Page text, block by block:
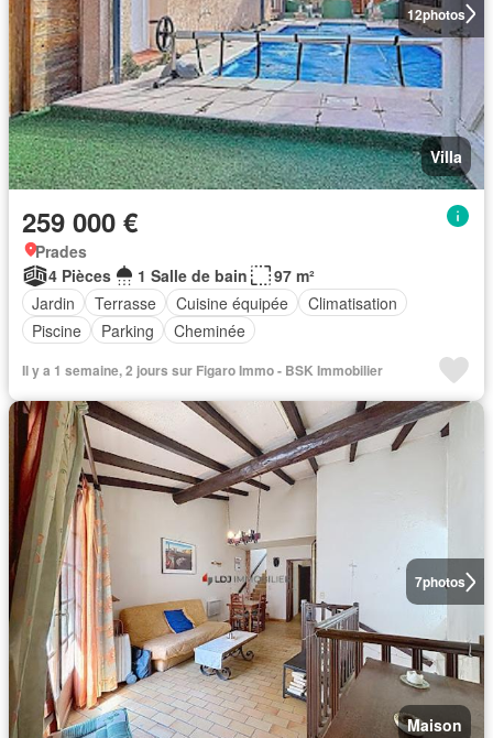
12photos
Villa
259 000 €
Prades
4 Pièces
1 Salle de bain
97 m²
Jardin
Terrasse Cuisine équipée
Climatisation
Piscine
Parking Cheminée
Il y a 1 semaine, 2 jours sur Figaro Immo - BSK Immobilier
7photos
Maison